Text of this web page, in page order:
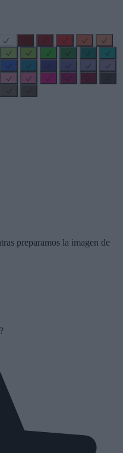
preparamos la imagen de